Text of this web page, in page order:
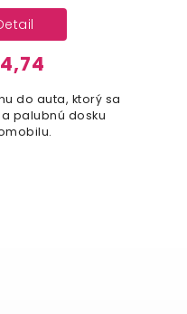
do auta, ktorý sa
palubnú dosku